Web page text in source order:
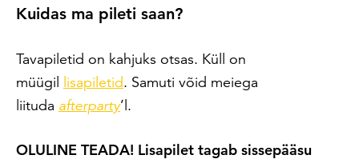
Kuidas ma pileti saan?
Tavapiletid on kahjuks otsas. Küll on
müügil lisapiletid. Samuti võid meiega
liituda afterparty’l.
OLULINE TEADA! Lisapilet tagab sissepääsu